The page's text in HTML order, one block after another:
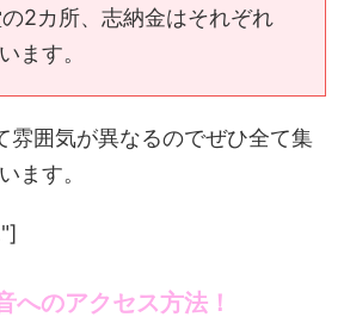
2カ所、志納金はそれぞれ
ます。
雰囲気が異なるのでぜひ全て集
ます。
へのアクセス方法！